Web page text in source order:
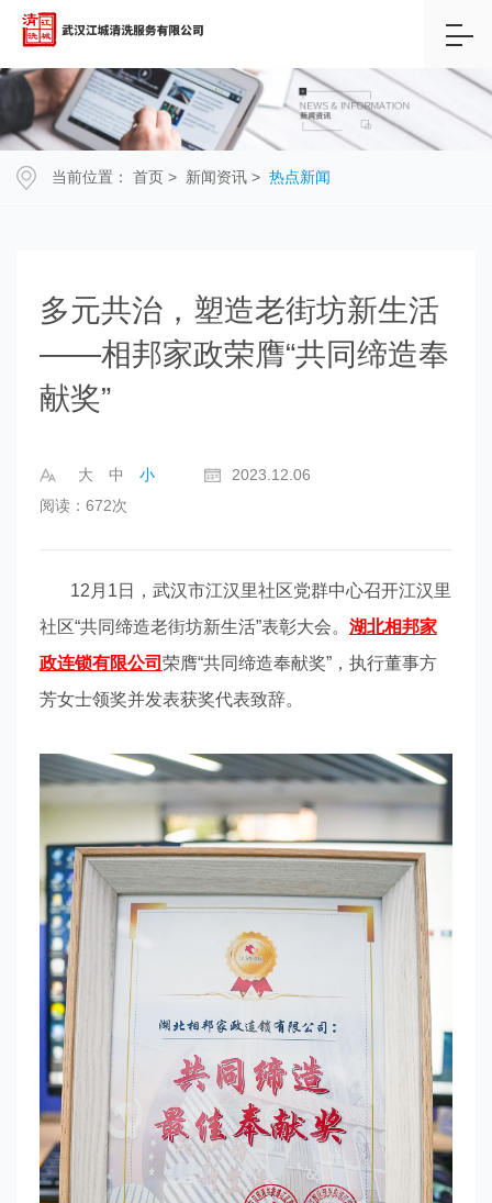
当前位置： 首页 > 新闻资讯 > 热点新闻
多元共治，塑造老街坊新生活
——相邦家政荣膺“共同缔造奉
献奖”
大 中 小
2023.12.06
阅读：672次
12月1日，武汉市江汉里社区党群中心召开江汉里
社区“共同缔造老街坊新生活”表彰大会。 湖北相邦家
政连锁有限公司 荣膺“共同缔造奉献奖”，执行董事方
芳女士领奖并发表获奖代表致辞。